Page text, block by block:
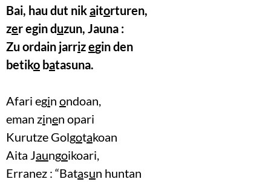
Bai, hau dut nikaitorturen,
zer egin duzun, Jauna :
Zu ordain jarrizegin den
betiko batasuna.
Afari egin ondoan,
eman zinen opari
Kurutze Golgotakoan
Aita Jaungoikoari,
Erranez : “Batasun huntan